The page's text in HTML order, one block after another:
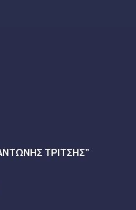
ΤΡΙΤΣΗΣ”